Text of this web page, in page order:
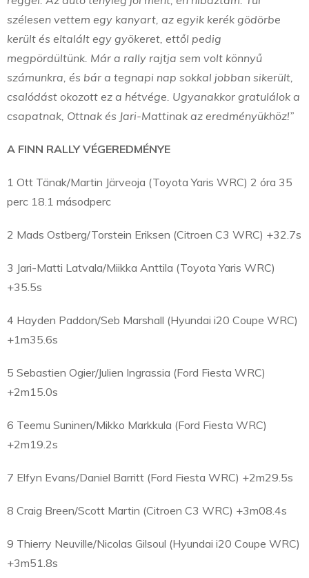
szélesen vettem egy kanyart, az egyik kerék gödörbe
került és eltalált egy gyökeret, ettől pedig
megpördültünk. Már a rally rajtja sem volt könnyű
számunkra, és bár a tegnapi nap sokkal jobban sikerült,
csalódást okozott ez a hétvége. Ugyanakkor gratulálok a
csapatnak, Ottnak és Jari-Mattinak az eredményükhöz!”
A FINN RALLY VÉGEREDMÉNYE
1 Ott Tänak/Martin Järveoja (Toyota Yaris WRC) 2 óra 35
perc 18.1 másodperc
2 Mads Ostberg/Torstein Eriksen (Citroen C3 WRC) +32.7s
3 Jari-Matti Latvala/Miikka Anttila (Toyota Yaris WRC)
+35.5s
4 Hayden Paddon/Seb Marshall (Hyundai i20 Coupe WRC)
+1m35.6s
5 Sebastien Ogier/Julien Ingrassia (Ford Fiesta WRC)
+2m15.0s
6 Teemu Suninen/Mikko Markkula (Ford Fiesta WRC)
+2m19.2s
7 Elfyn Evans/Daniel Barritt (Ford Fiesta WRC) +2m29.5s
8 Craig Breen/Scott Martin (Citroen C3 WRC) +3m08.4s
9 Thierry Neuville/Nicolas Gilsoul (Hyundai i20 Coupe WRC)
+3m51.8s